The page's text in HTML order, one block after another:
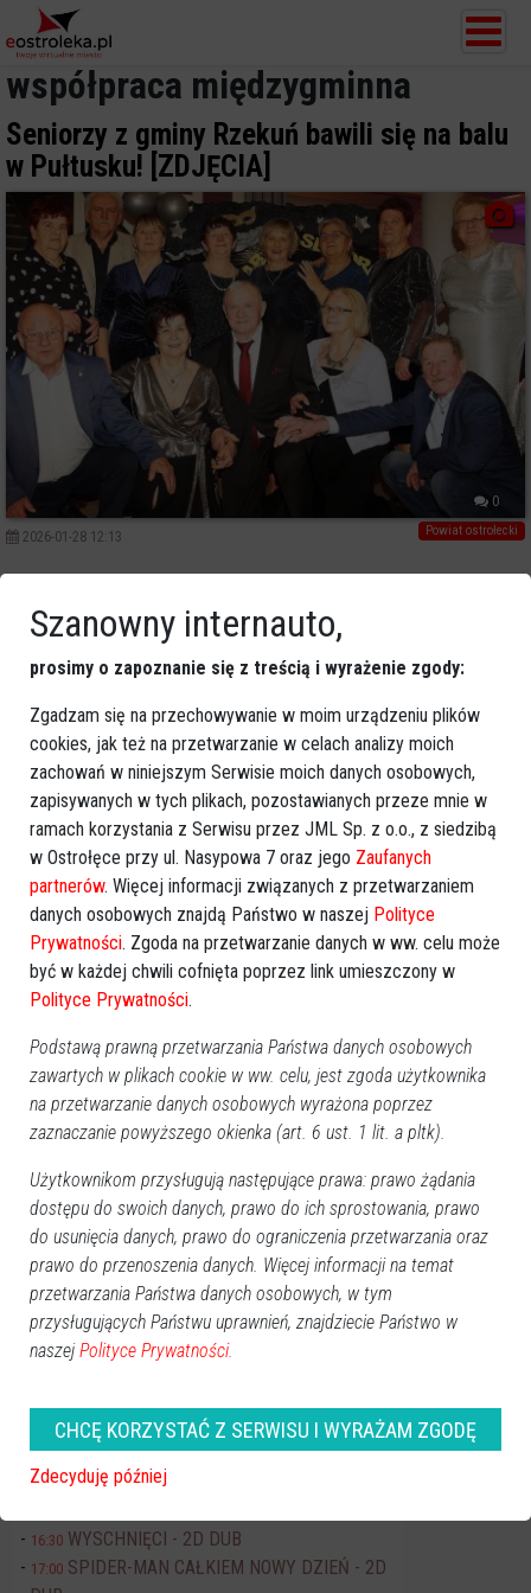
współpraca międzygminna
Seniorzy z gminy Rzekuń bawili się na balu
w Pułtusku! [ZDJĘCIA]
0
Powiat ostrołecki
2026-01-28 12:13
Kategorie
Powiat ostrołecki
Sport
Balujemy
Region
Polska
Budujemy
Kościół i społeczeństwo
TV Ostrołęka
Kalendarz imprez
sierpień 2026
Pn
Wt Śr Cz Pt So
Nd
27
28 29 30 31 1
2
10
11 12 13 14 15
16
17
18 19 20 21 22
23
24
25 26 27 28 29
30
31
1 2 3 4 5 6
Dzisiaj:
19:00 Art-Czwartek Ilona Jaworska
Kino JANTAR
11:00 FLEAK. FUTRZAK I JA - 2D DUB
16:30 WYSCHNIĘCI - 2D DUB
17:00 SPIDER-MAN CAŁKIEM NOWY DZIEŃ - 2D
Szanowny internauto,
prosimy o zapoznanie się z treścią i wyrażenie zgody:
Zgadzam się na przechowywanie w moim urządzeniu plików
cookies, jak też na przetwarzanie w celach analizy moich
zachowań w niniejszym Serwisie moich danych osobowych,
zapisywanych w tych plikach, pozostawianych przeze mnie w
ramach korzystania z Serwisu przez JML Sp. z o.o., z siedzibą
w Ostrołęce przy ul. Nasypowa 7 oraz jego Zaufanych
partnerów. Więcej informacji związanych z przetwarzaniem
danych osobowych znajdą Państwo w naszej Polityce
Prywatności. Zgoda na przetwarzanie danych w ww. celu może
być w każdej chwili cofnięta poprzez link umieszczony w
Polityce Prywatności.
Podstawą prawną przetwarzania Państwa danych osobowych
zawartych w plikach cookie w ww. celu, jest zgoda użytkownika
na przetwarzanie danych osobowych wyrażona poprzez
zaznaczanie powyższego okienka (art. 6 ust. 1 lit. a pltk).
Użytkownikom przysługują następujące prawa: prawo żądania
dostępu do swoich danych, prawo do ich sprostowania, prawo
do usunięcia danych, prawo do ograniczenia przetwarzania oraz
prawo do przenoszenia danych. Więcej informacji na temat
przetwarzania Państwa danych osobowych, w tym
przysługujących Państwu uprawnień, znajdziecie Państwo w
naszej Polityce Prywatności.
CHCĘ KORZYSTAĆ Z SERWISU I WYRAŻAM ZGODĘ
Zdecyduję później